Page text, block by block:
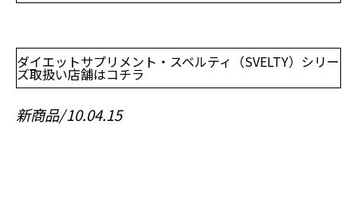
ダイエットサプリメント・スベルティ（SVELTY）シリー
ズ取扱い店舗はコチラ
新商品 10.04.15